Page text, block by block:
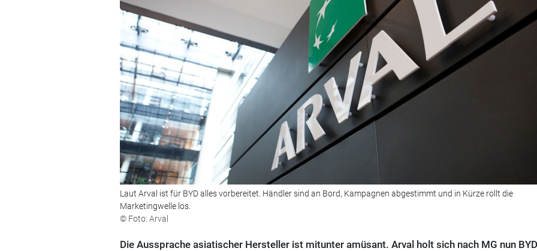
Laut Arval ist für BYD alles vorbereitet. Händler sind an Bord, Kampagnen abgestimmt und in Kürze rollt die
Marketingwelle los.
© Foto: Arval
Die Aussprache asiatischer Hersteller ist mitunter amüsant. Arval holt sich nach MG nun BYD